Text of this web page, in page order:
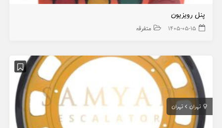
پنل رویزیون
۱۴۰۵-۰۵-۱۵ متفرقه
تهران تهران